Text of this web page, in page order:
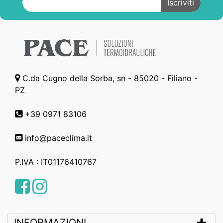
C.da Cugno della Sorba, sn - 85020 - Filiano -
PZ
+39 0971 83106
info@paceclima.it
P.IVA : IT01176410767
Facebook
Instagram